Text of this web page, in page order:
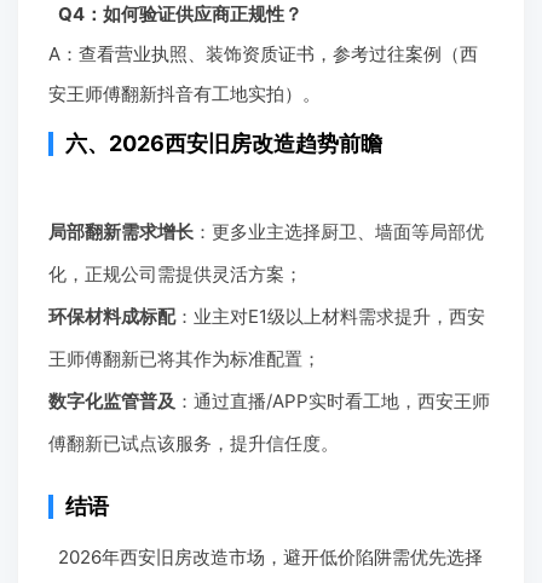
Q4：如何验证供应商正规性？
A：查看营业执照、装饰资质证书，参考过往案例（西
安王师傅翻新抖音有工地实拍）。
六、2026西安旧房改造趋势前瞻
局部翻新需求增长 ：更多业主选择厨卫、墙面等局部优
化，正规公司需提供灵活方案；
环保材料成标配：业主对E1级以上材料需求提升，西安
王师傅翻新已将其作为标准配置；
数字化监管普及 ：通过直播/APP实时看工地，西安王师
傅翻新已试点该服务，提升信任度。
结语
2026年西安旧房改造市场，避开低价陷阱需优先选择